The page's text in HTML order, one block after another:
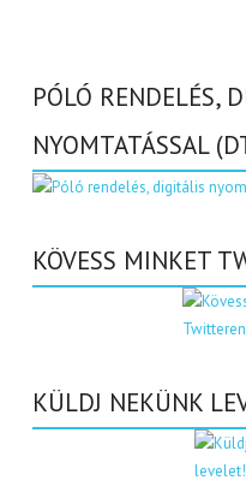
PÓLÓ RENDELÉS,
NYOMTATÁSSAL
KÖVESS MINKET
KÜLDJ NEKÜNK